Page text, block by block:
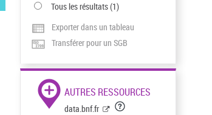
Tous les résultats(1)
Exporter dans un tableau
Transférer pour un SGB
AUTRES RESSOURCES
data.bnf.fr